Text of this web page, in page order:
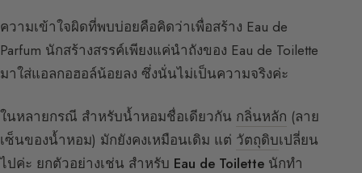
ความเข้าใจผิดที่พบบ่อยคือคิดว่าเพื่อสร้าง Eau de
Parfum นักสร้างสรรค์เพียงแค่นำถังของ Eau de Toilette
มาใส่แอลกอฮอล์น้อยลง ซึ่งนั่นไม่เป็นความจริงค่ะ
ในหลายกรณี สำหรับน้ำหอมชื่อเดียวกัน กลิ่นหลัก (ลาย
เซ็นของน้ำหอม) มักยังคงเหมือนเดิม แต่ วัตถุดิบเปลี่ยน
ไปค่ะ ยกตัวอย่างเช่น สำหรับ Eau de Toilette นักทำ